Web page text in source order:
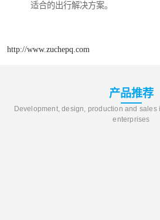
适合的出行解决方案。
http://www.zuchepq.com
产品推荐
Development, design, production and sales
enterprises